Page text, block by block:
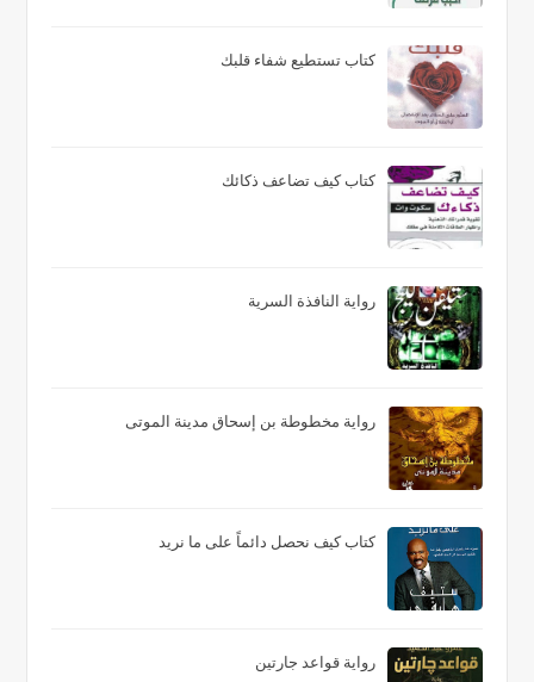
كتاب تستطيع شفاء قلبك
كتاب كيف تضاعف ذكائك
رواية النافذة السرية
رواية مخطوطة بن إسحاق مدينة الموتى
كتاب كيف نحصل دائماً على ما نريد
رواية قواعد جارتين